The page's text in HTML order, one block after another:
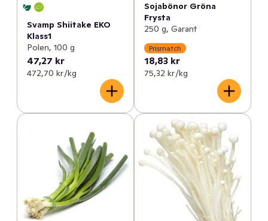
Svamp Shiitake EKO
Klass1
Polen, 100 g
47,27 kr
472,70 kr /kg
Sojabönor Gröna
Frysta
250 g, Garant
Prismatch
18,83 kr
75,32 kr /kg